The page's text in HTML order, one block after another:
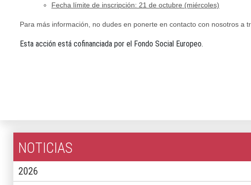
Fecha límite de inscripción: 21 de octubre (miércoles)
Para más información, no dudes en ponerte en contacto con nosotros a
Esta acción está cofinanciada por el Fondo Social Europeo.
NOTICIAS
2026